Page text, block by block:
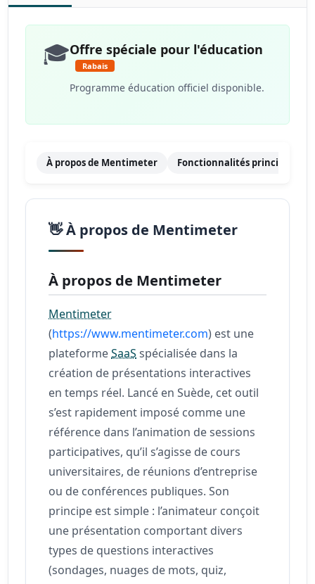
🎓Offre spéciale pour l'éducation
Rabais
Programme éducation officiel disponible.
À propos de Mentimeter Fonctionnalités principales
👋 À propos de Mentimeter
À propos de Mentimeter
Mentimeter
(https://www.mentimeter.com) est une
plateformeSaaS spécialisée dans la
création de présentations interactives
en temps réel. Lancé en Suède, cet outil
s’est rapidement imposé comme une
référence dans l’animation de sessions
participatives, qu’il s’agisse de cours
universitaires, de réunions d’entreprise
ou de conférences publiques. Son
principe est simple : l’animateur conçoit
une présentation comportant divers
types de questions interactives
(sondages, nuages de mots, quiz,